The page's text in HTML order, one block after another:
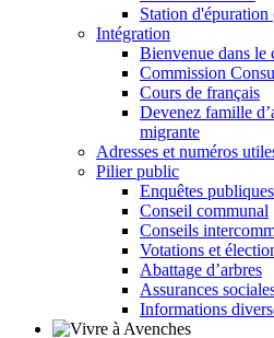
Station
Intégration
Bienvenue dans le
Commission
Cours de français
Devenez famille
migrante
Adresses et numéros
Pilier public
Enquêtes publiques
Conseil communal
Conseils
Votations et
Abattage d’arbres
Assurances
Informations